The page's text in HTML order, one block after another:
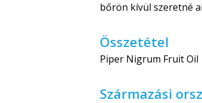
bőrön kívül szeretné
Összetétel
Piper Nigrum Fruit Oil
Származási